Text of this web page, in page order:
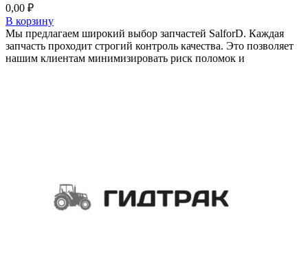
0,00 ₽
В корзину
Мы предлагаем широкий выбор запчастей SalforD. Каждая
запчасть проходит строгий контроль качества. Это позволяет
нашим клиентам минимизировать риск поломок и